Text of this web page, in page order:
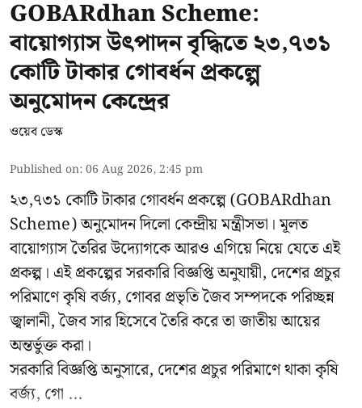
GOBARdhan Scheme:
বায়োগ্যাস উৎপাদন বৃদ্ধিতে ২৩,৭৩১
কোটি টাকার গোবর্ধন প্রকল্পে
অনুমোদন কেন্দ্রের
ওয়েব ডেস্ক
Published on:06 Aug 2026, 2:45 pm
২৩,৭৩১ কোটি টাকার গোবর্ধন প্রকল্পে (GOBARdhan
Scheme) অনুমোদন দিলো কেন্দ্রীয় মন্ত্রীসভা। মূলত
বায়োগ্যাস তৈরির উদ্যোগকে আরও এগিয়ে নিয়ে যেতে এই
প্রকল্প। এই প্রকল্পের সরকারি বিজ্ঞপ্তি অনুযায়ী, দেশের প্রচুর
পরিমাণে কৃষি বর্জ্য, গোবর প্রভৃতি জৈব সম্পদকে পরিচ্ছন্ন
জ্বালানী, জৈব সার হিসেবে তৈরি করে তা জাতীয় আয়ের
অন্তর্ভুক্ত করা।
সরকারি বিজ্ঞপ্তি অনুসারে, দেশের প্রচুর পরিমাণে থাকা কৃষি
বর্জ্য, গো ...